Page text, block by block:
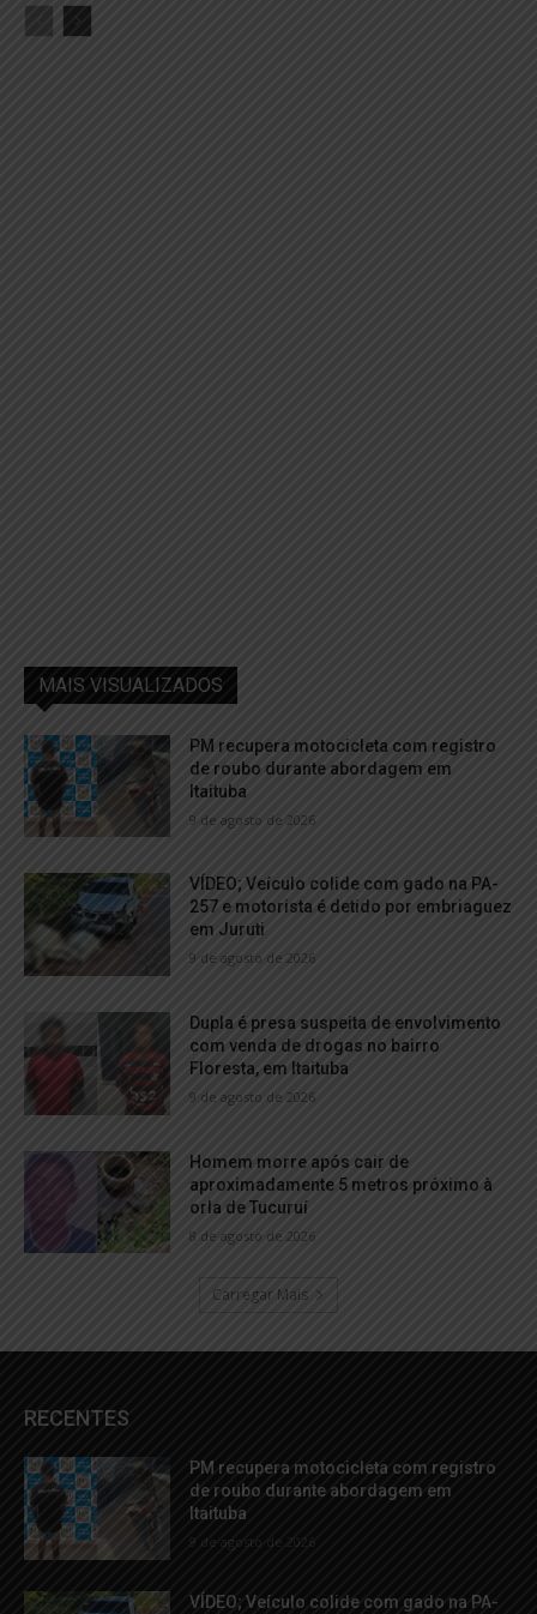
MAIS VISUALIZADOS
PM recupera motocicleta com registro
de roubo durante abordagem em
Itaituba
9 de agosto de 2026
VÍDEO; Veículo colide com gado na PA-
257 e motorista é detido por embriaguez
em Juruti
9 de agosto de 2026
Dupla é presa suspeita de envolvimento
com venda de drogas no bairro
Floresta, em Itaituba
9 de agosto de 2026
Homem morre após cair de
aproximadamente 5 metros próximo à
orla de Tucuruí
8 de agosto de 2026
Carregar Mais
RECENTES
PM recupera motocicleta com registro
de roubo durante abordagem em
Itaituba
9 de agosto de 2026
VÍDEO; Veículo colide com gado na PA-